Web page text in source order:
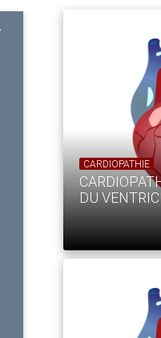
CARDIOPATHIE
DU